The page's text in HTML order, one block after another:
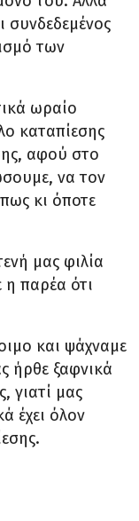
συνδεδεμένος
των
ωραίο
καταπίεσης
αφού στο
να τον
κι όποτε
μας φιλία
παρέα ότι
και ψάχναμε
ήρθε ξαφνικά
γιατί μας
έχει όλον